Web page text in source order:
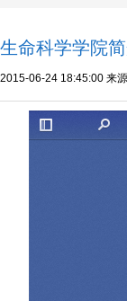
生命科学学院
2015-06-24 18:45:00 来